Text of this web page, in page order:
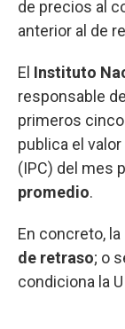
de precios al
anterior al de
El Instituto
responsable
primeros cinco
publica el
(IPC) del mes
promedio.
En concreto, la
de retraso; o
condiciona la